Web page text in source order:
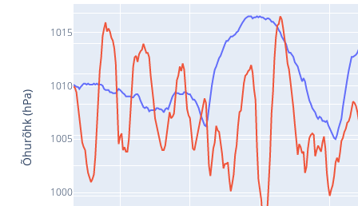
1000
1005
1010
1015
Õhurõhk (hPa)